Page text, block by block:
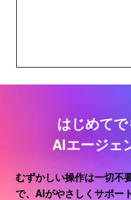
はじめてで
AIエージェ
むずかしい操作は一切不
で、AIがやさしくサポー